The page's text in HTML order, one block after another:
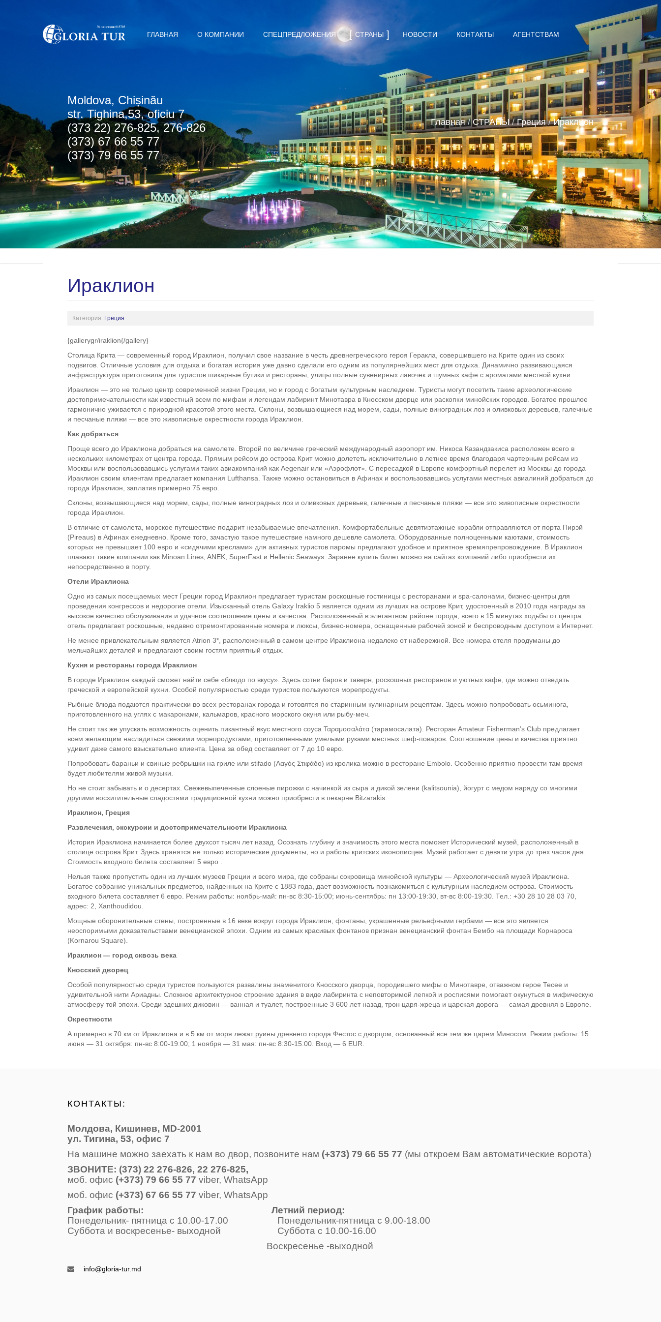
ГЛАВНАЯ О КОМПАНИИ СПЕЦПРЕДЛОЖЕНИЯ СТРАНЫ НОВОСТИ КОНТАКТЫ АГЕНТСТВАМ
Мoldova, Chișinău
str. Tighina,53, oficiu 7
(373 22) 276-825, 276-826
(373) 67 66 55 77
(373) 79 66 55 77
Главная / СТРАНЫ / Греция / Ираклион
Ираклион
Категория: Греция
{gallerygr/iraklion{/gallery}
Столица Крита — современный город Ираклион, получил свое название в честь древнегреческого героя Геракла, совершившего на Крите один из своих
подвигов. Отличные условия для отдыха и богатая история уже давно сделали его одним из популярнейших мест для отдыха. Динамично развивающаяся
инфраструктура приготовила для туристов шикарные бутики и рестораны, улицы полные сувенирных лавочек и шумных кафе с ароматами местной кухни.
Ираклион — это не только центр современной жизни Греции, но и город с богатым культурным наследием. Туристы могут посетить такие археологические
достопримечательности как известный всем по мифам и легендам лабиринт Минотавра в Кносском дворце или раскопки минойских городов. Богатое прошлое
гармонично уживается с природной красотой этого места. Склоны, возвышающиеся над морем, сады, полные виноградных лоз и оливковых деревьев, галечные
и песчаные пляжи — все это живописные окрестности города Ираклион.
Как добраться
Проще всего до Ираклиона добраться на самолете. Второй по величине греческий международный аэропорт им. Никоса Казандзакиса расположен всего в
нескольких километрах от центра города. Прямым рейсом до острова Крит можно долететь исключительно в летнее время благодаря чартерным рейсам из
Москвы или воспользовавшись услугами таких авиакомпаний как Aegenair или «Аэрофлот». С пересадкой в Европе комфортный перелет из Москвы до города
Ираклион своим клиентам предлагает компания Lufthansa. Также можно остановиться в Афинах и воспользовавшись услугами местных авиалиний добраться до
города Ираклион, заплатив примерно 75 евро.
Склоны, возвышающиеся над морем, сады, полные виноградных лоз и оливковых деревьев, галечные и песчаные пляжи — все это живописные окрестности
города Ираклион.
В отличие от самолета, морское путешествие подарит незабываемые впечатления. Комфортабельные девятиэтажные корабли отправляются от порта Пирэй
(Pireaus) в Афинах ежедневно. Кроме того, зачастую такое путешествие намного дешевле самолета. Оборудованные полноценными каютами, стоимость
которых не превышает 100 евро и «сидячими креслами» для активных туристов паромы предлагают удобное и приятное времяпрепровождение. В Ираклион
плавают такие компании как Minoan Lines, ANEK, SuperFast и Hellenic Seaways. Заранее купить билет можно на сайтах компаний либо приобрести их
непосредственно в порту.
Отели Ираклиона
Одно из самых посещаемых мест Греции город Ираклион предлагает туристам роскошные гостиницы с ресторанами и spa-салонами, бизнес-центры для
проведения конгрессов и недорогие отели. Изысканный отель Galaxy Iraklio 5 является одним из лучших на острове Крит, удостоенный в 2010 года награды за
высокое качество обслуживания и удачное соотношение цены и качества. Расположенный в элегантном районе города, всего в 15 минутах ходьбы от центра
отель предлагает роскошные, недавно отремонтированные номера и люксы, бизнес-номера, оснащенные рабочей зоной и беспроводным доступом в Интернет.
Не менее привлекательным является Atrion 3*, расположенный в самом центре Ираклиона недалеко от набережной. Все номера отеля продуманы до
мельчайших деталей и предлагают своим гостям приятный отдых.
Кухня и рестораны города Ираклион
В городе Ираклион каждый сможет найти себе «блюдо по вкусу». Здесь сотни баров и таверн, роскошных ресторанов и уютных кафе, где можно отведать
греческой и европейской кухни. Особой популярностью среди туристов пользуются морепродукты.
Рыбные блюда подаются практически во всех ресторанах города и готовятся по старинным кулинарным рецептам. Здесь можно попробовать осьминога,
приготовленного на углях с макаронами, кальмаров, красного морского окуня или рыбу-меч.
Не стоит так же упускать возможность оценить пикантный вкус местного соуса Ταραμοσαλάτα (тарамосалата). Ресторан Amateur Fisherman’s Club предлагает
всем желающим насладиться свежими морепродуктами, приготовленными умелыми руками местных шеф-поваров. Соотношение цены и качества приятно
удивит даже самого взыскательно клиента. Цена за обед составляет от 7 до 10 евро.
Попробовать бараньи и свиные ребрышки на гриле или stifado (Λαγός Στιφάδο) из кролика можно в ресторане Embolo. Особенно приятно провести там время
будет любителям живой музыки.
Но не стоит забывать и о десертах. Свежевыпеченные слоеные пирожки с начинкой из сыра и дикой зелени (kalitsounia), йогурт с медом наряду со многими
другими восхитительные сладостями традиционной кухни можно приобрести в пекарне Bitzarakis.
Ираклион, Греция
Развлечения, экскурсии и достопримечательности Ираклиона
История Ираклиона начинается более двухсот тысяч лет назад. Осознать глубину и значимость этого места поможет Исторический музей, расположенный в
столице острова Крит. Здесь хранятся не только исторические документы, но и работы критских иконописцев. Музей работает с девяти утра до трех часов дня.
Стоимость входного билета составляет 5 евро .
Нельзя также пропустить один из лучших музеев Греции и всего мира, где собраны сокровища минойской культуры — Археологический музей Ираклиона.
Богатое собрание уникальных предметов, найденных на Крите с 1883 года, дает возможность познакомиться с культурным наследием острова. Стоимость
входного билета составляет 6 евро. Режим работы: ноябрь-май: пн-вс 8:30-15:00; июнь-сентябрь: пн 13:00-19:30, вт-вс 8:00-19:30. Тел.: +30 28 10 28 03 70,
адрес: 2, Xanthoudidou.
Мощные оборонительные стены, построенные в 16 веке вокруг города Ираклион, фонтаны, украшенные рельефными гербами — все это является
неоспоримыми доказательствами венецианской эпохи. Одним из самых красивых фонтанов признан венецианский фонтан Бембо на площади Корнароса
(Kornarou Square).
Ираклион — город сквозь века
Кносский дворец
Особой популярностью среди туристов пользуются развалины знаменитого Кносского дворца, породившего мифы о Минотавре, отважном герое Тесее и
удивительной нити Ариадны. Сложное архитектурное строение здания в виде лабиринта с неповторимой лепкой и росписями помогает окунуться в мифическую
атмосферу той эпохи. Среди здешних диковин — ванная и туалет, построенные 3 600 лет назад, трон царя-жреца и царская дорога — самая древняя в Европе.
Окрестности
А примерно в 70 км от Ираклиона и в 5 км от моря лежат руины древнего города Фестос с дворцом, основанный все тем же царем Миносом. Режим работы: 15
июня — 31 октября: пн-вс 8:00-19:00; 1 ноября — 31 мая: пн-вс 8:30-15:00. Вход — 6 EUR.
КОНТАКТЫ:
Молдова, Кишинев, MD-2001
ул. Тигина, 53, офис 7
На машине можно заехать к нам во двор, позвоните нам (+373) 79 66 55 77 (мы откроем Вам автоматические ворота)
ЗВОНИТE: (373) 22 276-826, 22 276-825,
моб. офис (+373) 79 66 55 77 viber, WhatsApp
моб. офис (+373) 67 66 55 77 viber, WhatsApp
График работы: Летний период:
Понедельник- пятница с 10.00-17.00 Понедельник-пятница с 9.00-18.00
Суббота и воскресенье- выходной Суббота с 10.00-16.00
Воскресенье -выходной
info@gloria-tur.md